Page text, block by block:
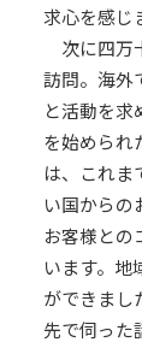
求心を感じ
次に四万
訪問。海外
と活動を
を始められ
は、これま
い国からの
お客様との
います。地
ができまし
先で伺った